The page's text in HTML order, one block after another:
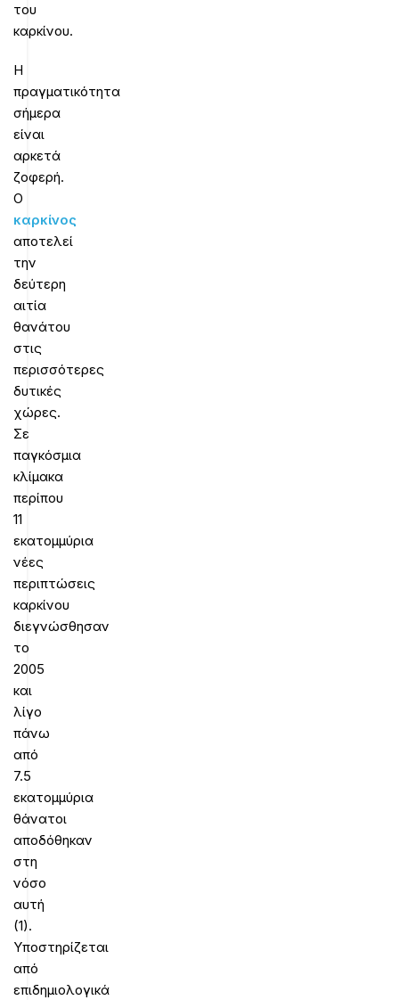
του
καρκίνου.
Η
πραγματικότητα
σήμερα
είναι
αρκετά
ζοφερή.
Ο
καρκίνος
αποτελεί
την
δεύτερη
αιτία
θανάτου
στις
περισσότερες
δυτικές
χώρες.
Σε
παγκόσμια
κλίμακα
περίπου
11
εκατομμύρια
νέες
περιπτώσεις
καρκίνου
διεγνώσθησαν
το
2005
και
λίγο
πάνω
από
7.5
εκατομμύρια
θάνατοι
αποδόθηκαν
στη
νόσο
αυτή
(1).
Υποστηρίζεται
από
επιδημιολογικά